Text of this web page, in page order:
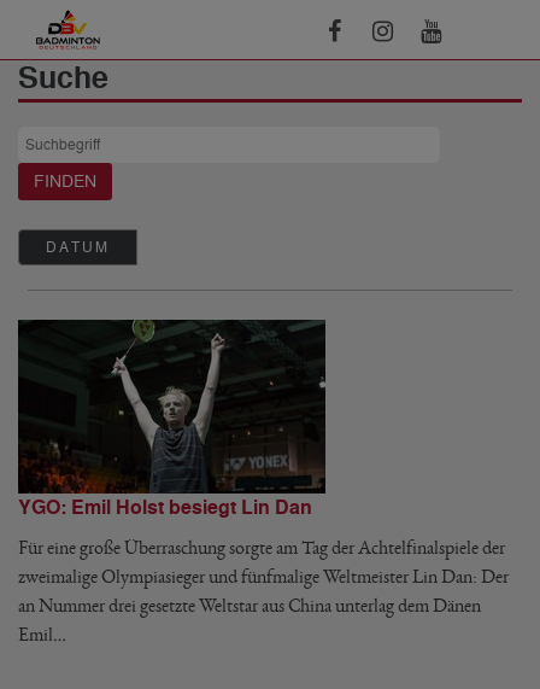
Suche
DATUM
YGO: Emil Holst besiegt Lin Dan
Für eine große Überraschung sorgte am Tag der Achtelfinalspiele der
zweimalige Olympiasieger und fünfmalige Weltmeister Lin Dan: Der
an Nummer drei gesetzte Weltstar aus China unterlag dem Dänen
Emil…